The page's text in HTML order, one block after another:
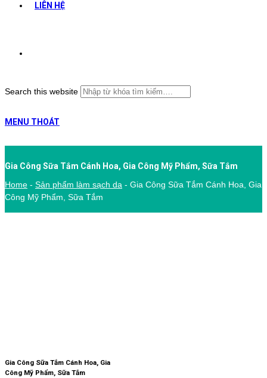
LIÊN HỆ
Search this website
MENU THOÁT
Gia Công Sữa Tắm Cánh Hoa, Gia Công Mỹ Phẩm, Sữa Tắm
Home - Sản phẩm làm sạch da - Gia Công Sữa Tắm Cánh Hoa, Gia
Công Mỹ Phẩm, Sữa Tắm
Gia Công Sữa Tắm Cánh Hoa, Gia
Công Mỹ Phẩm, Sữa Tắm